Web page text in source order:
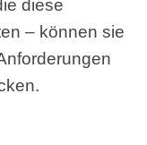
diese
– können sie